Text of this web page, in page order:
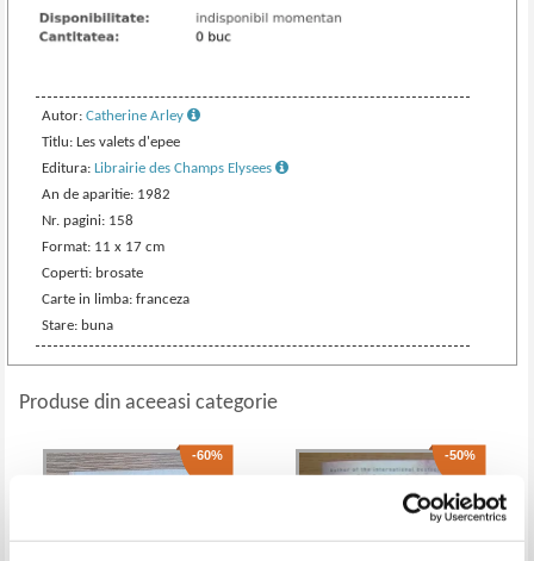
Autor:Catherine Arley
Titlu: Les valets d'epee
Editura:Librairie des Champs Elysees
An de aparitie: 1982
Nr. pagini: 158
Format: 11 x 17 cm
Coperti: brosate
Carte in limba: franceza
Stare: buna
Produse din aceeasi categorie
-60% -50%